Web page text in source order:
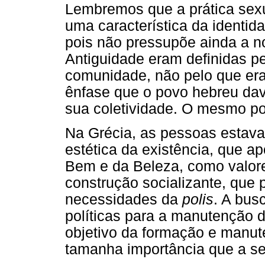
Lembremos que a prática
uma característica da
pois não pressupõe ainda a
Antiguidade eram definidas
comunidade, não pelo que
ênfase que o povo hebreu
sua coletividade. O mesmo
Na Grécia, as pessoas
estética da existência, que
Bem e da Beleza, como
construção socializante, que
necessidades da polis. A
políticas para a manutenção
objetivo da formação e
tamanha importância que a